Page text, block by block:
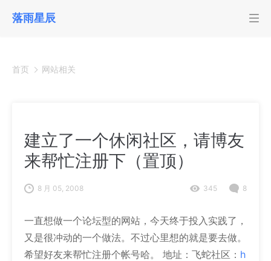
落雨星辰
首页 网站相关
建立了一个休闲社区，请博友
来帮忙注册下（置顶）
8 月 05, 2008 345 8
一直想做一个论坛型的网站，今天终于投入实践了，
又是很冲动的一个做法。不过心里想的就是要去做。
希望好友来帮忙注册个帐号哈。 地址：飞蛇社区： h